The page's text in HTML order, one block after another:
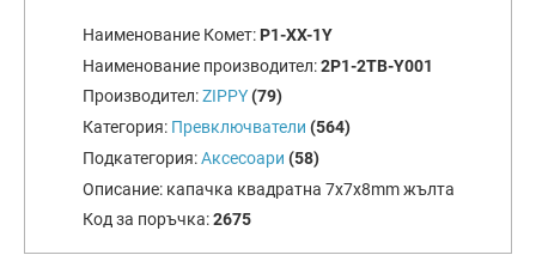
Наименование Комет: P1-XX-1Y
Наименование производител:2P1-2TB-Y001
Производител:ZIPPY (79)
Категория: Превключватели (564)
Подкатегория:Аксесоари (58)
Описание: капачка квадратна 7x7x8mm жълта
Код за поръчка:2675